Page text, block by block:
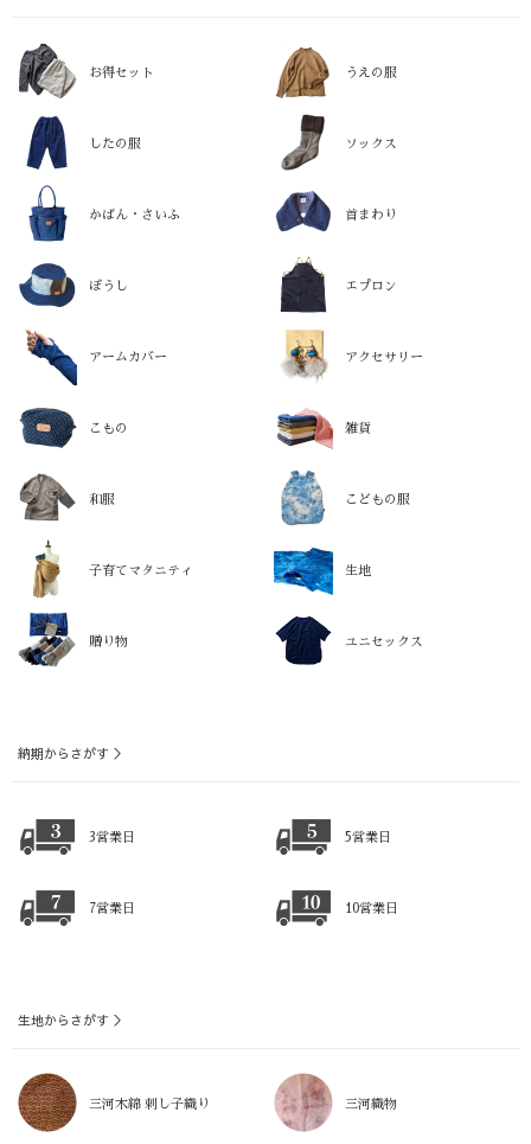
お得セット うえの服
したの服 ソックス
かばん・さいふ 首まわり
ぼうし エプロン
アームカバー アクセサリー
こもの 雑貨
和服 こどもの服
子育てマタニティ 生地
贈り物 ユニセックス
納期からさがす ＞
3営業日 5営業日
7営業日 10営業日
生地からさがす ＞
三河木綿 刺し子織り 三河織物